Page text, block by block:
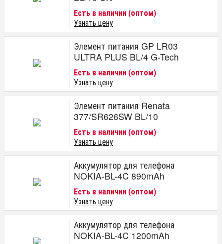
Есть в наличии (оптом)
Узнать цену
Элемент питания GP LR03
ULTRA PLUS BL/4 G-Tech
Есть в наличии (оптом)
Узнать цену
Элемент питания Renata
377/SR626SW BL/10
Есть в наличии (оптом)
Узнать цену
Аккумулятор для телефона
NOKIA-BL-4C 890mAh
Есть в наличии (оптом)
Узнать цену
Аккумулятор для телефона
NOKIA-BL-4C 1200mAh